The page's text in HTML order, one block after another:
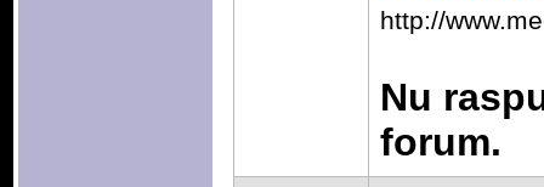
http://
Nu
forum.